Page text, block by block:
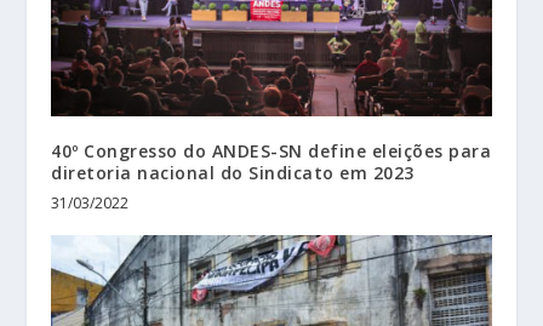
40º Congresso do ANDES-SN define eleições para
diretoria nacional do Sindicato em 2023
31/03/2022